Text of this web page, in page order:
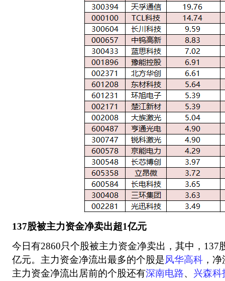
137股被主力资金净卖出超1亿元
今日有2860只个股被主力资金净卖出，其中，137
亿元。主力资金净流出最多的个股是风华高科 ，
主力资金净流出居前的个股还有深南电路、 兴森科